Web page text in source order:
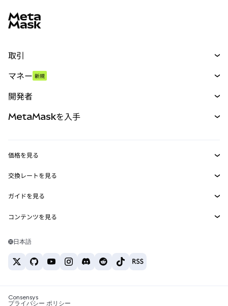
取引
パーペチュアル
RWA
マネー 新規
開発者
MetaMask Connect
Snaps
Web3サービス
MetaMaskを入手
セキュリティ
サポート
キャリア
お問い合わせ
価格を見る
イーサリアムの価格
Solanaの価格
Tetherの価格
交換レートを見る
ETH→USD
USDT→INR
BTC→INR
ETH→USDT
ガイドを見る
ETHの購入
USDTの購入
SHIBの購入
コンテンツを見る
Solanaウォレット
税制関連ニュース
日本語
Consensys
プライバシー ポリシー